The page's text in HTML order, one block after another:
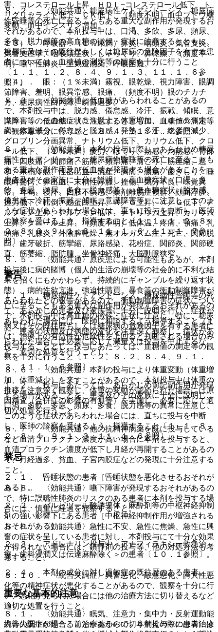
８．２． 〈効能共通〉糖尿病性ケトアシドーシス、糖尿病
性昏睡等の死亡に至ることもある重大な副作用が発現するお
それがあるので、本剤投与中は、口渇、多飲、多尿、頻尿、
多食、脱力感等の高血糖の徴候・症状に注意するとともに、
糖尿病又はその既往歴もしくは糖尿病の危険因子を有する患
者については、血糖値の測定等の観察を十分に行うこと
〔１．１、１．２、８．４、９．１．３、１１．１．６参
照〕。
８．３． 〈効能共通〉低血糖があらわれることがあるの
で、本剤投与中は、脱力感、倦怠感、冷汗、振戦、傾眠、意
識障害等の低血糖症状に注意するとともに、血糖値の測定等
の観察を十分に行うこと〔８．４、１１．１．７参照〕。
８．４． 〈効能共通〉本剤の投与に際し、あらかじめ糖尿
病性ケトアシドーシス、糖尿病性昏睡等の死亡に至ることも
ある重大な副作用及び低血糖が発現する場合があることを、
患者及びその家族に十分に説明し、高血糖症状（口渇、多
飲、多尿、頻尿、多食、脱力感等）、低血糖症状（脱力感、
倦怠感、冷汗、振戦、傾眠、意識障害等）に注意し、このよ
うな症状があらわれた場合には、直ちに投与を中断し、医師
の診察を受けるよう、指導すること〔１．１、１．２、８．
２、８．３、９．１．３、１１．１．６、１１．１．７参
照〕。
８．５． 〈効能共通〉原疾患による可能性もあるが、本剤
投与後に病的賭博（個人的生活の崩壊等の社会的に不利な結
果を招くにもかかわらず、持続的にギャンブルを繰り返す状
態）、病的性欲亢進、強迫性購買、暴食等の衝動制御障害が
あらわれたとの報告があるので、衝動制御障害の症状につい
て、あらかじめ患者及び家族等に十分に説明を行い、症状が
あらわれた場合には、医師に相談するよう指導すること（ま
た、患者の状態及び病態の変化を注意深く観察し、症状があ
らわれた場合には必要に応じて減量又は投与を中止するな
ど、適切な処置を行うこと）。
８．６． 〈効能共通〉本剤の投与により体重変動（体重増
加、体重減少）を来すことがあるので、本剤投与中は体重の
推移を注意深く観察し、体重の変動が認められた場合には原
因精査（合併症の影響の有無等）を実施し、必要に応じて適
切な処置を行うこと。
８．７． 〈効能共通〉他の抗精神病薬を既に投与している
など血清プロラクチン濃度が高い場合に本剤を投与すると、
血清プロラクチン濃度が低下し月経が再開することがあるの
で、月経過多、貧血、子宮内膜症などの発現に十分注意する
こと。
８．８． 〈効能共通〉嚥下障害が発現するおそれがあるの
で、特に誤嚥性肺炎のリスクのある患者に本剤を投与する場
合には、慎重に経過を観察すること。
８．９． 〈効能共通〉急性に不安、急性に焦燥、急性に興
奮の症状を呈している患者に対し、本剤投与にて十分な効果
が得られない場合には、鎮静剤の投与等、他の対処方法も考
慮すること。
８．１０． 〈統合失調症〉興奮悪化、敵意悪化、誇大性悪
化等の精神症状が悪化することがあるので、観察を十分に行
い、悪化が見られた場合には他の治療方法に切り替えるなど
適切な処置を行うこと。
統合失調症の場合、前治療薬からの切り替えの際には前治療
害、コレステロール上昇、ＨＤＬ−コレステロール低下、ト
リグリセライド低下、ＣＫ低下、（頻度不明）血中ブドウ糖
変動、血中インスリン増加。
１３）． 呼吸器：（１％未満）鼻炎、咽頭炎、気管支炎、
気管支痙攣、咽喉頭症状、しゃっくり、鼻乾燥、（頻度不
明）嚥下性肺炎、上気道感染、呼吸困難。
１４）． 眼：（１％未満）霧視、眼乾燥、視力障害、眼調
節障害、羞明、眼異常感、眼痛、（頻度不明）眼のチカチ
カ、糖尿病性白内障、瞬目過多。
１５）． その他：（５％以上）体重増加、（１〜５％未
満）体重減少、倦怠感、脱力感、発熱、多汗、総蛋白減少、
グロブリン分画異常、ナトリウム低下、カリウム低下、クロ
ール低下、（１％未満）疲労、ほてり、熱感、灼熱感、背部
痛、四肢痛、関節痛、筋痛、頚部痛、肩こり、筋痙縮、悪
寒、末梢冷感、性器出血、流産、胸痛、膿瘍、歯ぎしり、睡
眠時驚愕、鼻出血、末梢性浮腫、挫傷、気分不良、味覚異
常、耳鳴、寝汗、四肢不快感、薬剤離脱症候群、顔面浮腫、
握力低下、転倒、総蛋白上昇、Ａ／Ｇ上昇、Ａ／Ｇ低下、ア
ルブミン上昇、アルブミン低下、ナトリウム上昇、カリウム
上昇、クロール上昇、（頻度不明）低体温、疼痛、顎痛、乳
頭痛、乳腺炎、外陰膣乾燥、無オルガズム症、死亡、関節脱
臼、歯牙破折、筋攣縮、尿路感染、花粉症、関節炎、関節硬
直、筋萎縮、脂肪腫、坐骨神経痛、大脳動脈狭窄。
警告
１．１． 糖尿病性ケトアシドーシス、糖尿病性昏睡等の死
亡に至ることもある重大な副作用が発現するおそれがあるの
で、本剤投与中は高血糖の徴候・症状に注意し、特に、糖尿
病又はその既往歴もしくは糖尿病の危険因子を有する患者に
は、治療上の有益性が危険性を上回ると判断される場合のみ
投与することとし、投与にあたっては、血糖値の測定等の観
察を十分に行うこと〔１．２、８．２、８．４、９．１．
３、１１．１．６参照〕。
１．２． 投与にあたっては、あらかじめ前記副作用が発現
する場合があることを、患者及びその家族に十分に説明し、
口渇、多飲、多尿、頻尿、多食、脱力感等の異常に注意し、
このような症状があらわれた場合には、直ちに投与を中断
し、医師の診察を受けるよう、指導すること〔１．１、８．
２、８．４、９．１．３、１１．１．６参照〕。
禁忌
２．１． 昏睡状態の患者［昏睡状態を悪化させるおそれが
ある］。
２．２． バルビツール酸誘導体・麻酔剤等の中枢神経抑制
剤の強い影響下にある患者［中枢神経抑制作用が増強される
おそれがある］。
２．３． アドレナリン投与中＜アナフィラキシー救急治
療・歯科浸潤又は伝達麻酔除く＞の患者〔１０．１参照〕。
２．４． 本剤の成分に対し過敏症の既往歴のある患者。
重要な基本的注意
８．１． 〈効能共通〉眠気、注意力・集中力・反射運動能
力等の低下が起こることがあるので、本剤投与中の患者には